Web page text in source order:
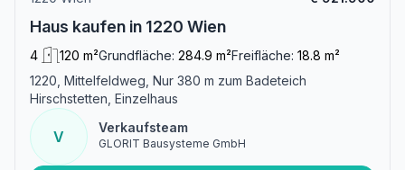
Haus kaufen in 1220 Wien
4 120 m²Grundfläche: 284.9 m²Freifläche: 18.8 m²
1220, Mittelfeldweg, Nur 380 m zum Badeteich
Hirschstetten, Einzelhaus
V
Verkaufsteam
GLORIT Bausysteme GmbH